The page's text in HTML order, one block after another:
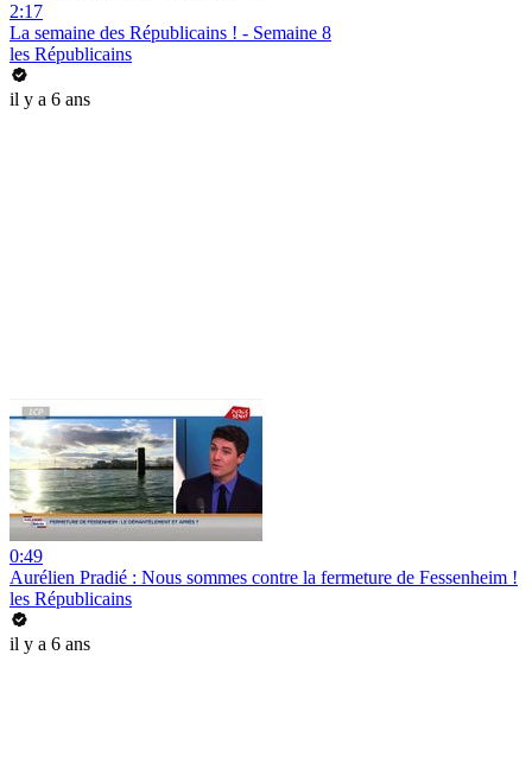
2:17
La semaine des Républicains ! - Semaine 8
les Républicains
il y a 6 ans
0:49
Aurélien Pradié : Nous sommes contre la fermeture de Fessenheim !
les Républicains
il y a 6 ans